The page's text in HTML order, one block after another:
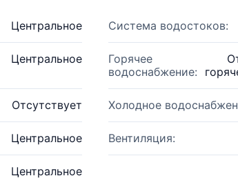
Центральное Система водостоков:
Центральное
Горячее
водоснабжение:
Отсутствует Холодное
Центральное Вентиляция:
Центральное